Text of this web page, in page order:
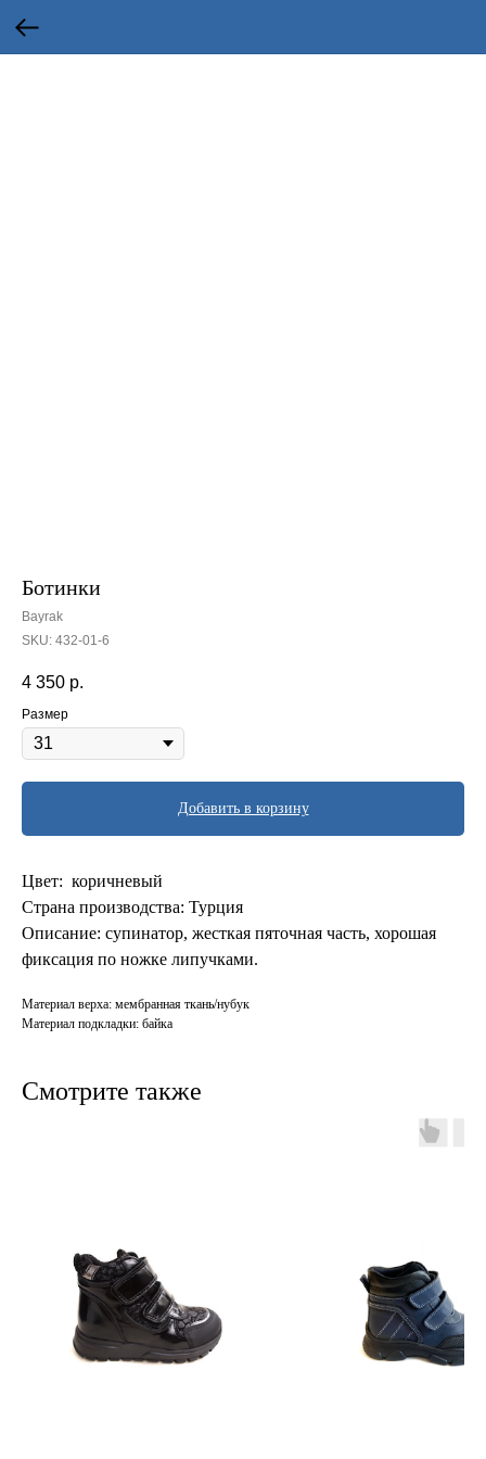
Ботинки
Bayrak
SKU: 432-01-6
4 350 р.
Размер
Добавить в корзину
Цвет: коричневый
Страна производства: Турция
Описание: супинатор, жесткая пяточная часть, хорошая
фиксация по ножке липучками.
Материал верха: мембранная ткань/нубук
Материал подкладки: байка
Смотрите также